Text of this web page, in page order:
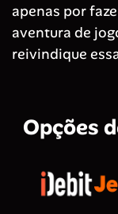
apenas por
aventura de
reivindique
Opções